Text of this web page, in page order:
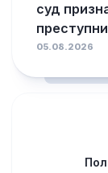
суд
05.08.2026